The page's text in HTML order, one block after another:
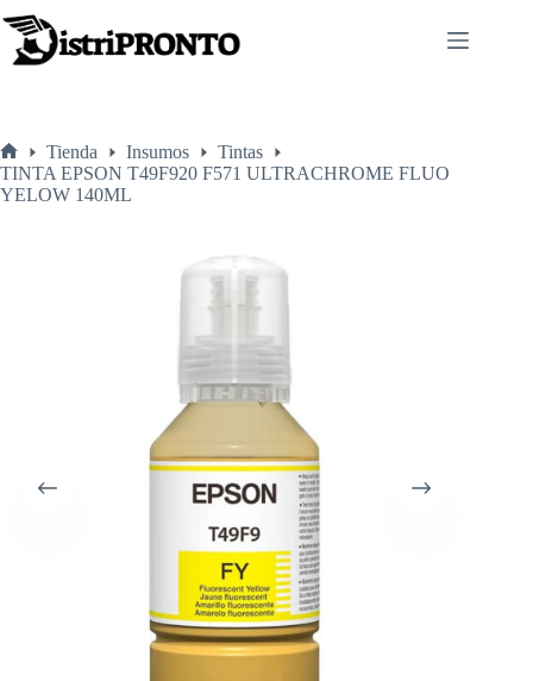
al
contenido
Inicio
Tienda Insumos
Tintas
TINTA EPSON T49F920 F571 ULTRACHROME FLUO
YELOW 140ML